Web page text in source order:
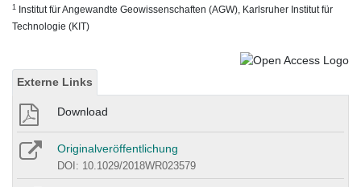
1 Institut für Angewandte Geowissenschaften (AGW), Karlsruher Institut für
Technologie (KIT)
Externe Links
Download
Originalveröffentlichung
DOI: 10.1029/2018WR023579